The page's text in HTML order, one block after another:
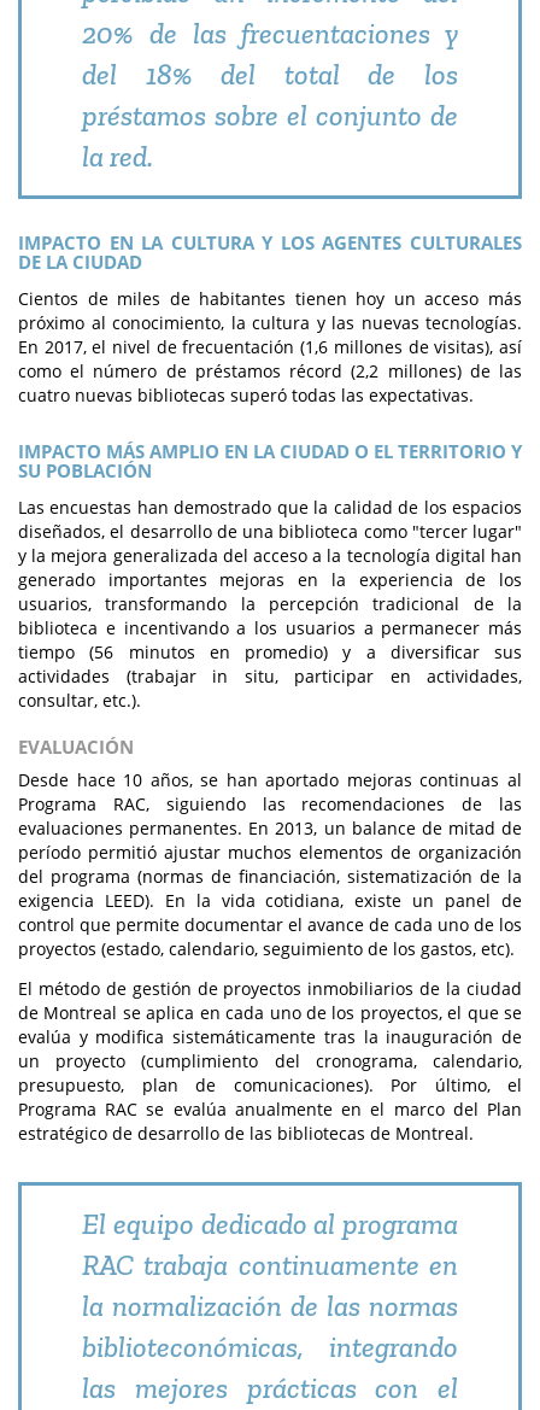
20% de las frecuentaciones y
del 18% del total de los
préstamos sobre el conjunto de
la red.
IMPACTO EN LA CULTURA Y LOS AGENTES CULTURALES
DE LA CIUDAD
Cientos de miles de habitantes tienen hoy un acceso más
próximo al conocimiento, la cultura y las nuevas tecnologías.
En 2017, el nivel de frecuentación (1,6 millones de visitas), así
como el número de préstamos récord (2,2 millones) de las
cuatro nuevas bibliotecas superó todas las expectativas.
IMPACTO MÁS AMPLIO EN LA CIUDAD O EL TERRITORIO Y
SU POBLACIÓN
Las encuestas han demostrado que la calidad de los espacios
diseñados, el desarrollo de una biblioteca como "tercer lugar"
y la mejora generalizada del acceso a la tecnología digital han
generado importantes mejoras en la experiencia de los
usuarios, transformando la percepción tradicional de la
biblioteca e incentivando a los usuarios a permanecer más
tiempo (56 minutos en promedio) y a diversificar sus
actividades (trabajar in situ, participar en actividades,
consultar, etc.).
EVALUACIÓN
Desde hace 10 años, se han aportado mejoras continuas al
Programa RAC, siguiendo las recomendaciones de las
evaluaciones permanentes. En 2013, un balance de mitad de
período permitió ajustar muchos elementos de organización
del programa (normas de financiación, sistematización de la
exigencia LEED). En la vida cotidiana, existe un panel de
control que permite documentar el avance de cada uno de los
proyectos (estado, calendario, seguimiento de los gastos, etc).
El método de gestión de proyectos inmobiliarios de la ciudad
de Montreal se aplica en cada uno de los proyectos, el que se
evalúa y modifica sistemáticamente tras la inauguración de
un proyecto (cumplimiento del cronograma, calendario,
presupuesto, plan de comunicaciones). Por último, el
Programa RAC se evalúa anualmente en el marco del Plan
estratégico de desarrollo de las bibliotecas de Montreal.
El equipo dedicado al programa
RAC trabaja continuamente en
la normalización de las normas
biblioteconómicas, integrando
las mejores prácticas con el